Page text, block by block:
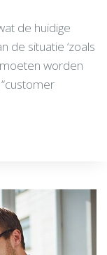
de huidige
de situatie ‘zoals
worden